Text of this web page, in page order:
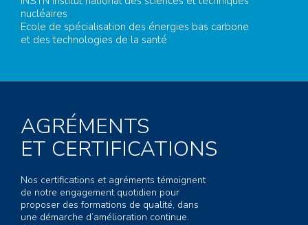
nucléaires
Ecole de spécialisation des énergies bas carbone
et des technologies de la santé
AGRÉMENTS
ET CERTIFICATIONS
Nos certifications et agréments témoignent
de notre engagement quotidien pour
proposer des formations de qualité, dans
une démarche d’amélioration continue.